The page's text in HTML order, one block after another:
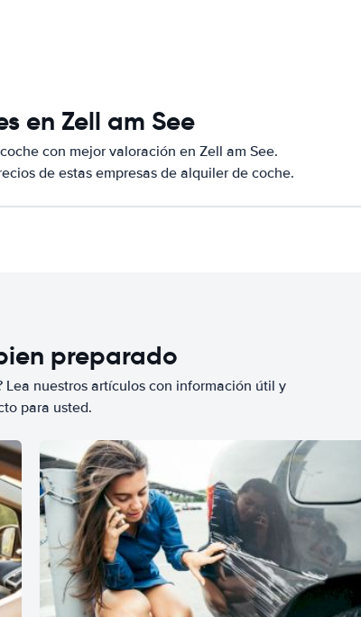
en Zell am See
con mejor valoración en Zell am See.
de estas empresas de alquiler de coche.
preparado
Lea nuestros artículos con información útil y
para usted.